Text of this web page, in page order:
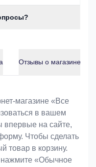
Отзывы о магазине
магазине «Bce
в вашем
впервые на сайте,
Чтобы сделать
товар в корзину.
нажмите «Обычное